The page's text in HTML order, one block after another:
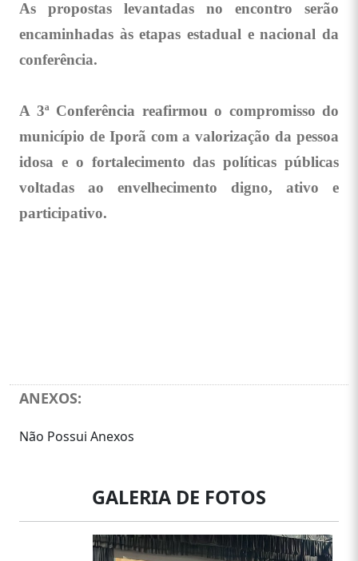
As propostas levantadas no encontro serão
encaminhadas às etapas estadual e nacional da
conferência.
A 3ª Conferência reafirmou o compromisso do
município de Iporã com a valorização da pessoa
idosa e o fortalecimento das políticas públicas
voltadas ao envelhecimento digno, ativo e
participativo.
ANEXOS:
Não Possui Anexos
GALERIA DE FOTOS